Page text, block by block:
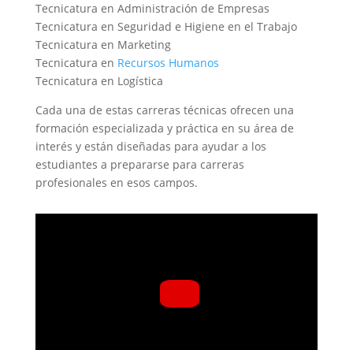
Tecnicatura en Administración de Empresas
Tecnicatura en Seguridad e Higiene en el Trabajo
Tecnicatura en Marketing
Tecnicatura en Recursos Humanos
Tecnicatura en Logística
Cada una de estas carreras técnicas ofrecen una
formación especializada y práctica en su área de
interés y están diseñadas para ayudar a los
estudiantes a prepararse para carreras
profesionales en esos campos.